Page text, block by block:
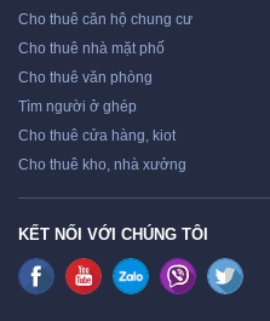
Cho thuê căn hộ chung cư
Cho thuê nhà mặt phố
Cho thuê văn phòng
Tìm người ở ghép
Cho thuê cửa hàng, kiot
Cho thuê kho, nhà xưởng
KẾT NỐI VỚI CHÚNG TÔI